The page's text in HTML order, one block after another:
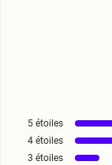
5 étoiles
4 étoiles
3 étoiles